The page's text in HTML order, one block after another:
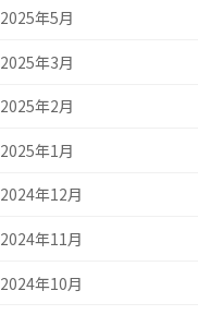
2025年5月
2025年3月
2025年2月
2025年1月
2024年12月
2024年11月
2024年10月